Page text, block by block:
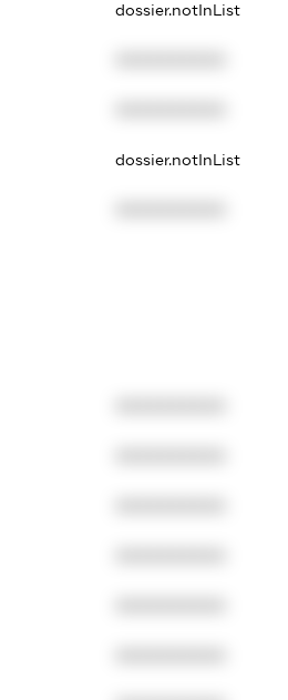
dossier.notInList
dossier.notInList